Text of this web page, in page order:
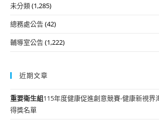
未分類(1,285)
總務處公告(42)
輔導室公告(1,222)
近期文章
重要衛生組115年度健康促進創意競賽-健康新視界
得獎名單